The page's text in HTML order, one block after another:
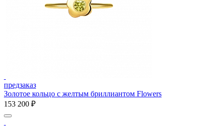
предзаказ
Золотое кольцо с желтым бриллиантом Flowers
153 200 ₽